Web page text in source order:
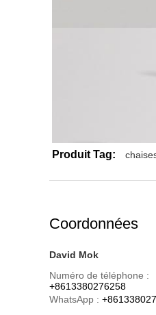
Produit Tag:
Coordonnées
David Mok
Numéro de téléphone :
+8613380276258
WhatsApp :